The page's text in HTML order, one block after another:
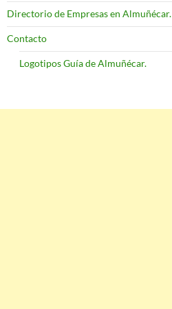
Directorio de Empresas en Almuñécar.
Contacto
Logotipos Guía de Almuñécar.